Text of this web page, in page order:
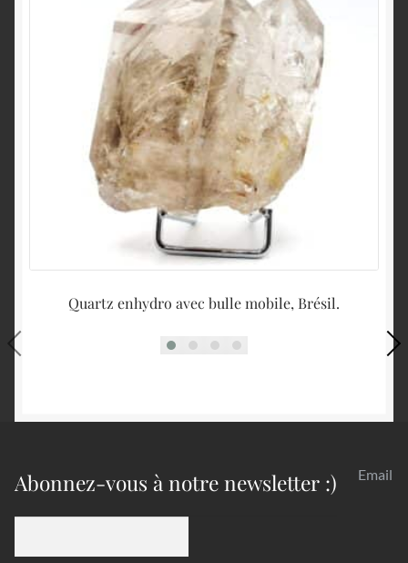
Quartz enhydro avec bulle mobile, Brésil.
Abonnez-vous à notre newsletter :) Email